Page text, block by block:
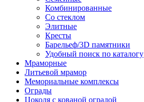
Комбинированные
Со стеклом
Элитные
Кресты
Барельеф/3D памятники
Удобный поиск по каталогу
Мраморные
Литьевой мрамор
Мемориальные комплексы
Ограды
Цоколя с кованой оградой